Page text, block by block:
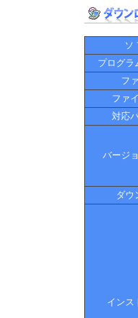
ソ
プログラ
フ
ファ
対応
バージ
ダウ
インス